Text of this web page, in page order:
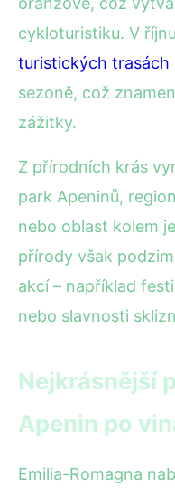
cykloturistiku. V
turistických trasách
sezoně, což
zážitky.
Z přírodních krás
park Apeninů,
nebo oblast kolem
přírody však
akcí – například
nebo slavnosti
Nejkrásnější
Apenin po
Emilia-Romagna